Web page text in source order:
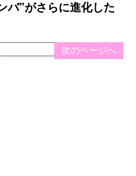
バ”がさらに進化した
次のページへ